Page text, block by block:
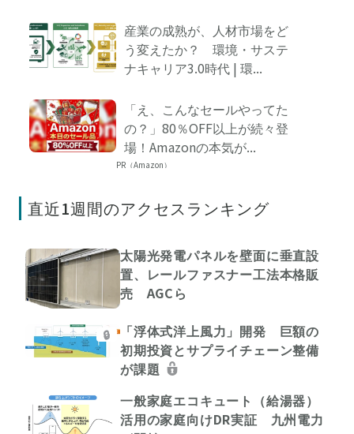
産業の成熟が、人材市場をど
う変えたか？ 環境・サステ
ナキャリア3.0時代 | 環...
「え、こんなセールやってた
の？」80％OFF以上が続々登
場！Amazonの本気が...
PR（Amazon）
直近1週間のアクセスランキング
太陽光発電パネルを壁面に垂直設
置、レールファスナー工法本格販
売 AGCら
🔒
「浮体式洋上風力」開発 巨額の
初期投資とサプライチェーン整備
が課題
一般家庭エコキュート（給湯器）
活用の家庭向けDR実証 九州電力